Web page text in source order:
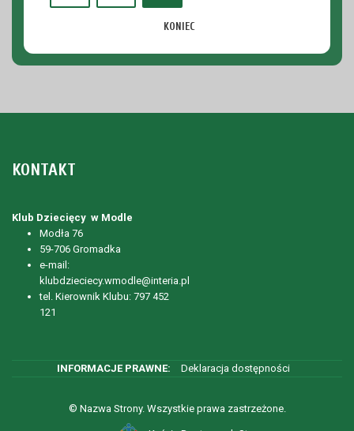
KONIEC
KONTAKT
Klub Dziecięcy w Modle
Modła 76
59-706 Gromadka
e-mail:
klubdzieciecy.wmodle@interia.pl
tel. Kierownik Klubu: 797 452
121
Deklaracja dostępności
© Nazwa Strony. Wszystkie prawa zastrzeżone.